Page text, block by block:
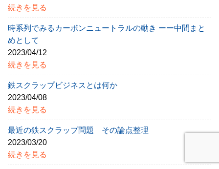
続きを見る
時系列でみるカーボンニュートラルの動き ーー中間まと
めとして
2023/04/12
続きを見る
鉄スクラップビジネスとは何か
2023/04/08
続きを見る
最近の鉄スクラップ問題 その論点整理
2023/03/20
続きを見る